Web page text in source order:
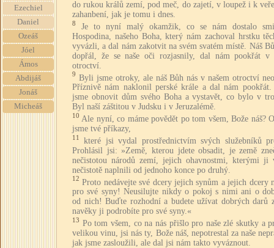
Ezechiel
Daniel
Ozeáš
Jóel
Ámos
Abdijáš
Jonáš
Micheáš
do rukou králů zemí, pod meč, do zajetí, v loupež i k
zahanbení, jak je tomu i dnes.
8
Je to nyní malý okamžik, co se nám dostalo
Hospodina, našeho Boha, který nám zachoval hrstku
vyvázli, a dal nám zakotvit na svém svatém místě. Náš
dopřál, že se naše oči rozjasnily, dal nám pookřát v
otroctví.
9 Byli jsme otroky, ale náš Bůh nás v našem otroctví
Příznivě nám naklonil perské krále a dal nám
jsme obnovit dům svého Boha a vystavět, co bylo v
Byl naší záštitou v Judsku i v Jeruzalémě.
10 Ale nyní, co máme povědět po tom všem, Bože náš?
jsme tvé příkazy,
11
které jsi vydal prostřednictvím svých služebníků
Prohlásil jsi: »Země, kterou jdete obsadit, je země
nečistotou národů zemí, jejich ohavnostmi, kterými ji
nečistotě naplnili od jednoho konce po druhý.
12 Proto nedávejte své dcery jejich synům a jejich dcery
pro své syny! Neusilujte nikdy o pokoj s nimi ani o
od nich! Buďte rozhodní a budete užívat dobrých darů
navěky ji podrobíte pro své syny.«
13 Po tom všem, co na nás přišlo pro naše zlé skutky a
velikou vinu, jsi nás ty, Bože náš, nepotrestal za naše
jak jsme zasloužili, ale dal jsi nám takto vyváznout.